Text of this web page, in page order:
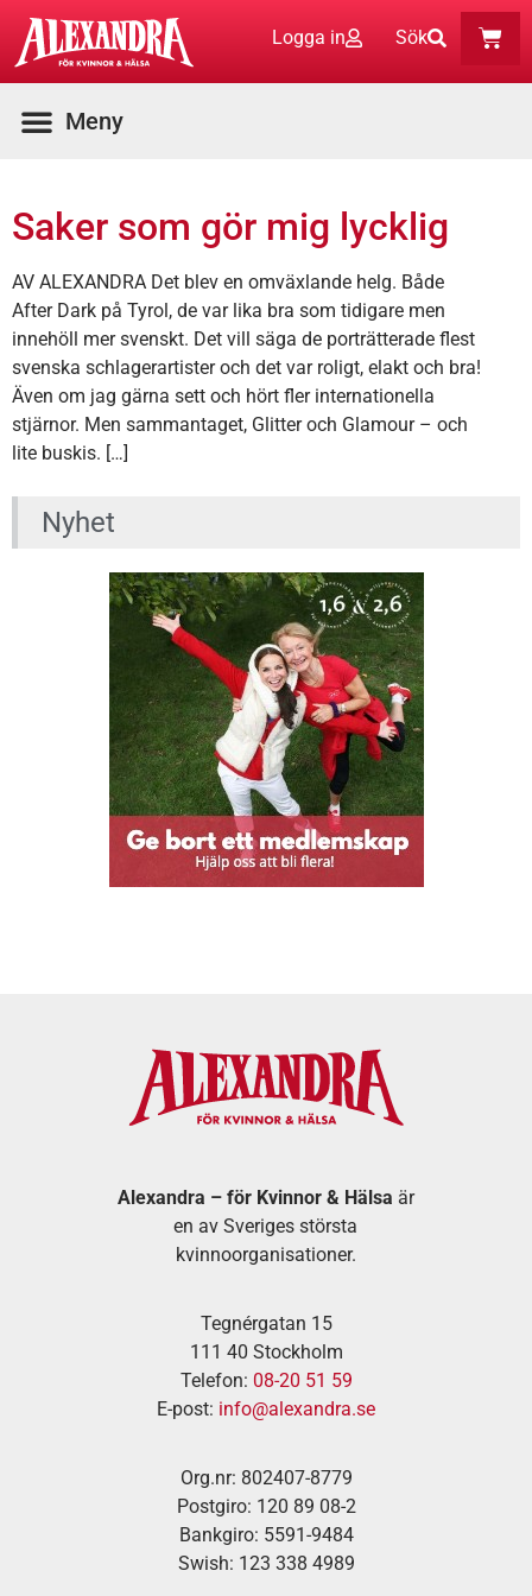
Logga in Sök
Saker som gör mig lycklig
AV ALEXANDRA Det blev en omväxlande helg. Både
After Dark på Tyrol, de var lika bra som tidigare men
innehöll mer svenskt. Det vill säga de porträtterade flest
svenska schlagerartister och det var roligt, elakt och bra!
Även om jag gärna sett och hört fler internationella
stjärnor. Men sammantaget, Glitter och Glamour – och
lite buskis. […]
Nyhet
Alexandra – för Kvinnor & Hälsa är
en av Sveriges största
kvinnoorganisationer.
Tegnérgatan 15
111 40 Stockholm
Telefon: 08-20 51 59
E-post: info@alexandra.se
Org.nr: 802407-8779
Postgiro: 120 89 08-2
Bankgiro: 5591-9484
Swish: 123 338 4989